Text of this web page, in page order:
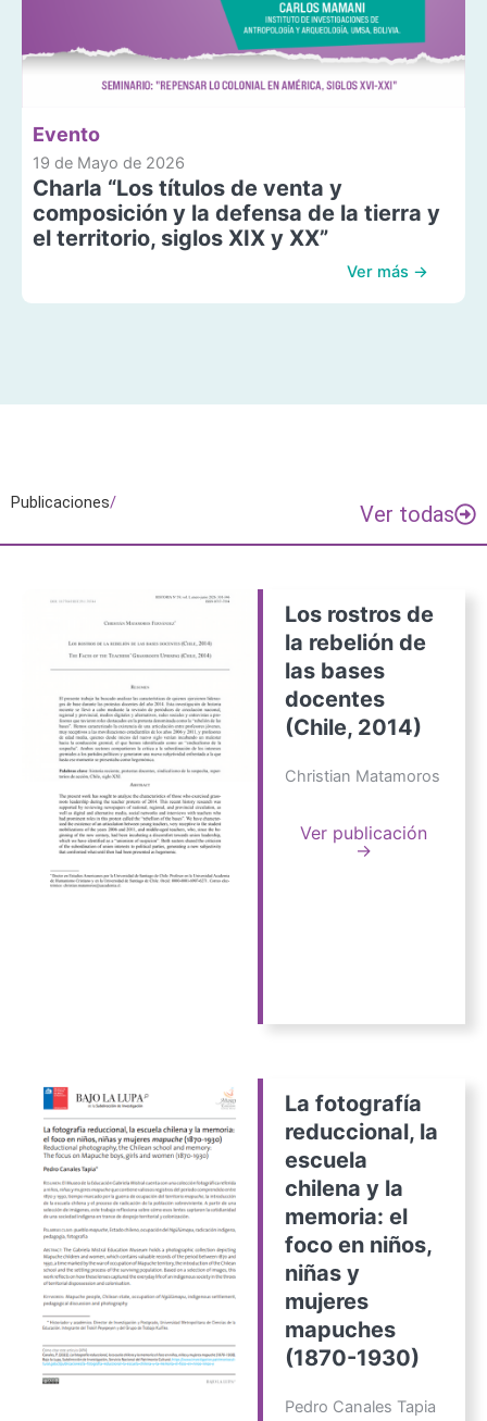
Evento
19 de Mayo de 2026
Charla “Los títulos de venta y
composición y la defensa de la tierra y
el territorio, siglos XIX y XX”
Ver más →
Publicaciones/ Ver todas
Los rostros de
la rebelión de
las bases
docentes
(Chile, 2014)
Christian Matamoros
Ver publicación
→
La fotografía
reduccional, la
escuela
chilena y la
memoria: el
foco en niños,
niñas y
mujeres
mapuches
(1870-1930)
Pedro Canales Tapia